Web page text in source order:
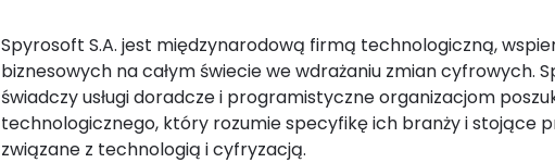
Spyrosoft S.A. jest międzynarodową firmą technologiczną,
biznesowych na całym świecie we wdrażaniu zmian cyfrowych.
świadczy usługi doradcze i programistyczne organizacjom
technologicznego, który rozumie specyfikę ich branży i stojące
związane z technologią i cyfryzacją.